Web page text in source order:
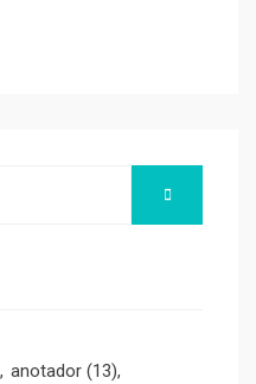
BUSCAR
anotador (13)